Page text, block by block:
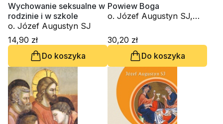
Wychowanie seksualne w
rodzinie i w szkole
o. Józef Augustyn SJ
14,90 zł
Do koszyka
Powiew Boga
o. Józef Augustyn SJ,
o. Włodzimierz Zatorski
OSB, Marian Zawada
30,20 zł
Do koszyka